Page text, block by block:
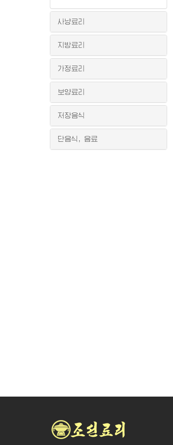
사냥료리
지방료리
가정료리
보양료리
저장음식
단음식, 음료